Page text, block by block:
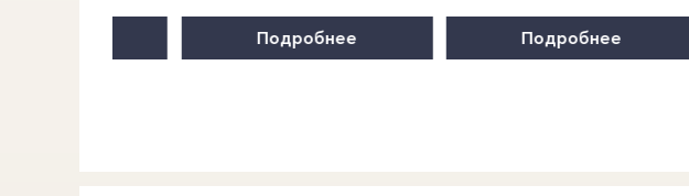
Подробнее Подробнее